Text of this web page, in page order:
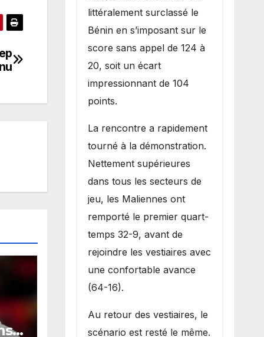
littéralement surclassé le
Bénin en s’imposant sur le
score sans appel de 124 à
20, soit un écart
impressionnant de 104
points.
La rencontre a rapidement
tourné à la démonstration.
Nettement supérieures
dans tous les secteurs de
jeu, les Maliennes ont
remporté le premier quart-
temps 32-9, avant de
rejoindre les vestiaires avec
une confortable avance
(64-16).
Au retour des vestiaires, le
scénario est resté le même.